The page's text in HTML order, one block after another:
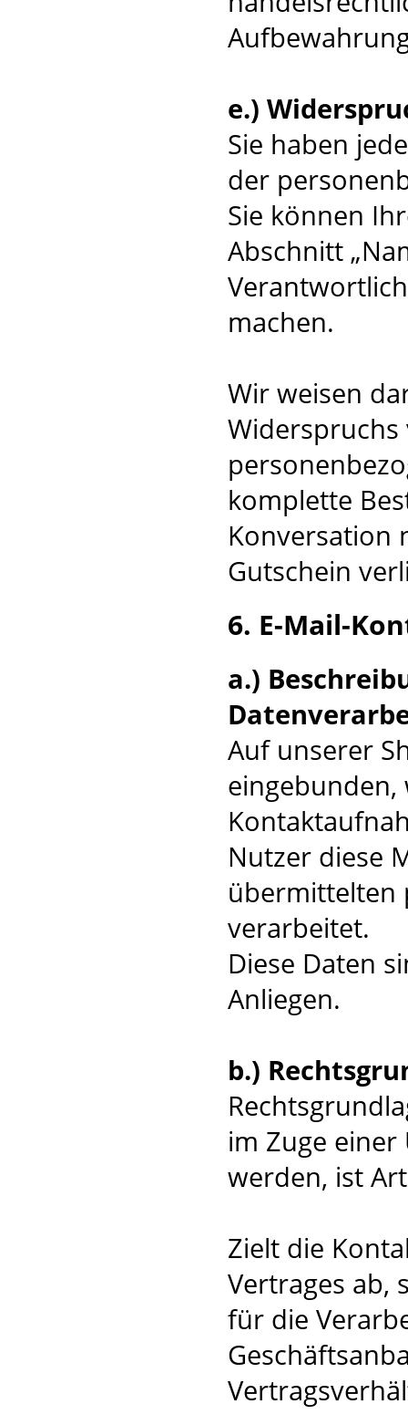
e.)
Sie haben
der
Sie können
Abschnitt
machen.
Wir weisen
Widerspruchs
komplette
Konversation
Gutschein
6. E-Mail-
a.)
Auf unserer
eingebunden,
Nutzer diese
übermittelten
verarbeitet.
Diese Daten
Anliegen.
b.)
im Zuge
werden, ist
Zielt die
Vertrages ab,
für die